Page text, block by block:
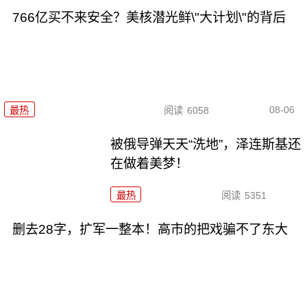
766亿买不来安全？美核潜光鲜\"大计划\"的背后
最热 阅读 6058 08-06
被俄导弹天天“洗地”，泽连斯基还
在做着美梦！
最热 阅读 5351
删去28字，扩军一整本！高市的把戏骗不了东大